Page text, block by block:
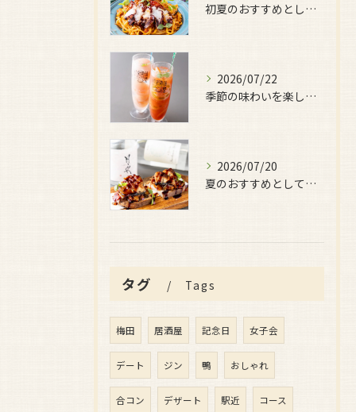
初夏のおすすめとしてご用意しているのが、
2026/07/22
季節の味わいを楽しみたい日におすすめなのが、
2026/07/20
夏のおすすめとしてぜひ味わっていただきたいのが、
タグ Tags
梅田 居酒屋 記念日 女子会
デート ジン 鴨 おしゃれ
合コン デザート 駅近 コース